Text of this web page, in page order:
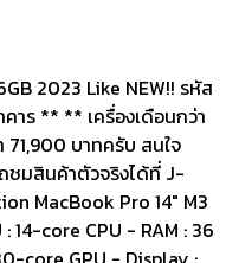
2023 Like NEW!! รหัส
าร ** ** เครื่องเดือนกว่า
บาทครับ สนใจ
มสินค้าตัวจริงได้ที่ J-
MacBook Pro 14" M3
14-core CPU - RAM : 36